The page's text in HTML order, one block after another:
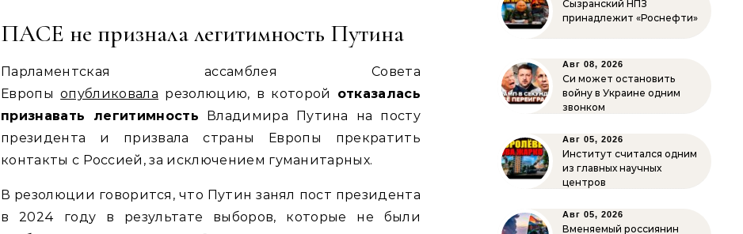
ПАСЕ не признала легитимность Путина
Парламентская ассамблея Совета
Европыопубликовала резолюцию, в которой отказалась
признавать легитимность Владимира Путина на посту
президента и призвала страны Европы прекратить
контакты с Россией, за исключением гуманитарных.
В резолюции говорится, что Путин занял пост президента
в 2024 году в результате выборов, которые не были
Сызранский НПЗ
принадлежит «Роснефти»
Авг 08, 2026
Си может остановить
войну в Украине одним
звонком
Авг 05, 2026
Институт считался одним
из главных научных
центров
Авг 05, 2026
Вменяемый россиянин